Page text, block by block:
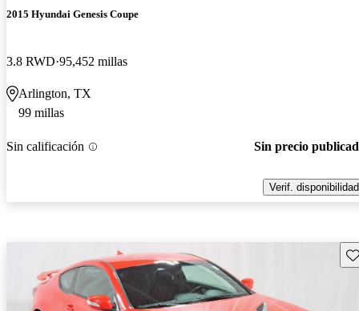
2015 Hyundai Genesis Coupe
3.8 RWD 95,452 millas
Arlington, TX
99 millas
Sin calificación Sin precio
Verif. disponibilidad